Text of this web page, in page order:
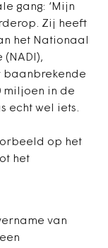
gang: ‘Mijn
Zij heeft
het Nationaal
baanbrekende
miljoen in de
echt wel iets.
op het
het
van